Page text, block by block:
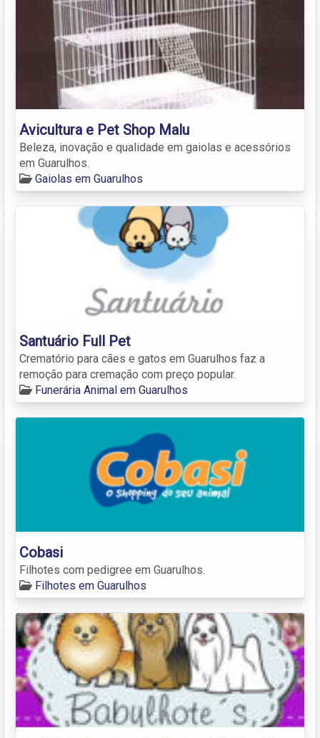
Avicultura e Pet Shop Malu
Beleza, inovação e qualidade em gaiolas e acessórios
em Guarulhos.
Gaiolas em Guarulhos
Santuário Full Pet
Crematório para cães e gatos em Guarulhos faz a
remoção para cremação com preço popular.
Funerária Animal em Guarulhos
Cobasi
Filhotes com pedigree em Guarulhos.
Filhotes em Guarulhos